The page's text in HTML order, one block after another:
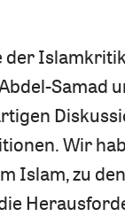
der
Samad
Wir
Islam, zu